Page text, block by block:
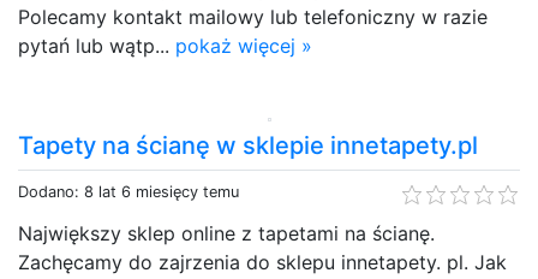
Polecamy kontakt mailowy lub telefoniczny w razie
pytań lub wątp... pokaż więcej »
Tapety na ścianę w sklepie innetapety.pl
Dodano: 8 lat 6 miesięcy temu
Największy sklep online z tapetami na ścianę.
Zachęcamy do zajrzenia do sklepu innetapety. pl. Jak